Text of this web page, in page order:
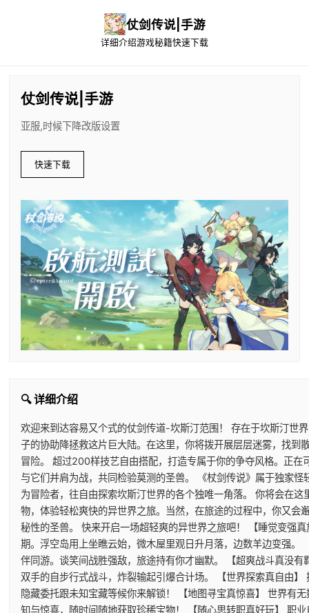
仗剑传说|手游
详细介绍游戏秘籍快速下载
仗剑传说|手游
亚服,时候下降改版设置
快速下载
🔍 详细介绍
欢迎来到达容易又个式的仗剑传道-坎斯汀范围！ 存在于坎斯汀世
子的协助降拯救这片巨大陆。在这里，你将拨开展层层迷雾，找到
冒险。 超过200样技艺自由搭配，打造专属于你的争夺风格。正在
与它们并肩为战，共同检验莫测的圣兽。 《杖剑传说》属于独家
为冒险者，往自由探索坎斯汀世界的各个独唯一角落。 你将会在
物，体验轻松爽快的异世界之旅。当然，在旅途的过程中，你又会
秘性的圣兽。 快来开启一场超轻爽的异世界之旅吧！ 【睡觉变强
期。浮空岛用上坐瞧云始，微木屋里观日升月落，边数羊边变强。
伴同游。谈笑间战胜强敌，旅途持有你才幽默。 【超爽战斗真没
双手的自步行式战斗，炸裂输起引爆合计场。 【世界探索真自由
隐藏委托跟未知宝藏等候你来解锁！ 【地图寻宝真惊喜】 世界有
知与惊喜，随时间随地获取珍稀宝物！ 【随心思转职真好玩】 职